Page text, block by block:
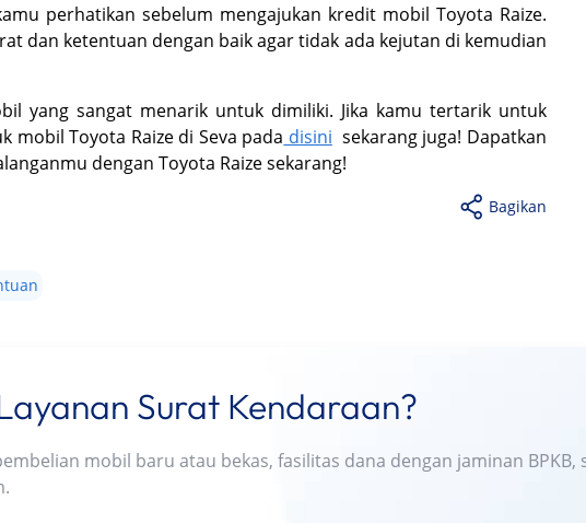
perhatikan sebelum mengajukan kredit mobil Toyota Raize.
dan ketentuan dengan baik agar tidak ada kejutan di kemudian
yang sangat menarik untuk dimiliki. Jika kamu tertarik untuk
mobil Toyota Raize di Seva pada disini sekarang juga! Dapatkan
dengan Toyota Raize sekarang!
Bagikan
Surat Kendaraan?
mobil baru atau bekas, fasilitas dana dengan jaminan